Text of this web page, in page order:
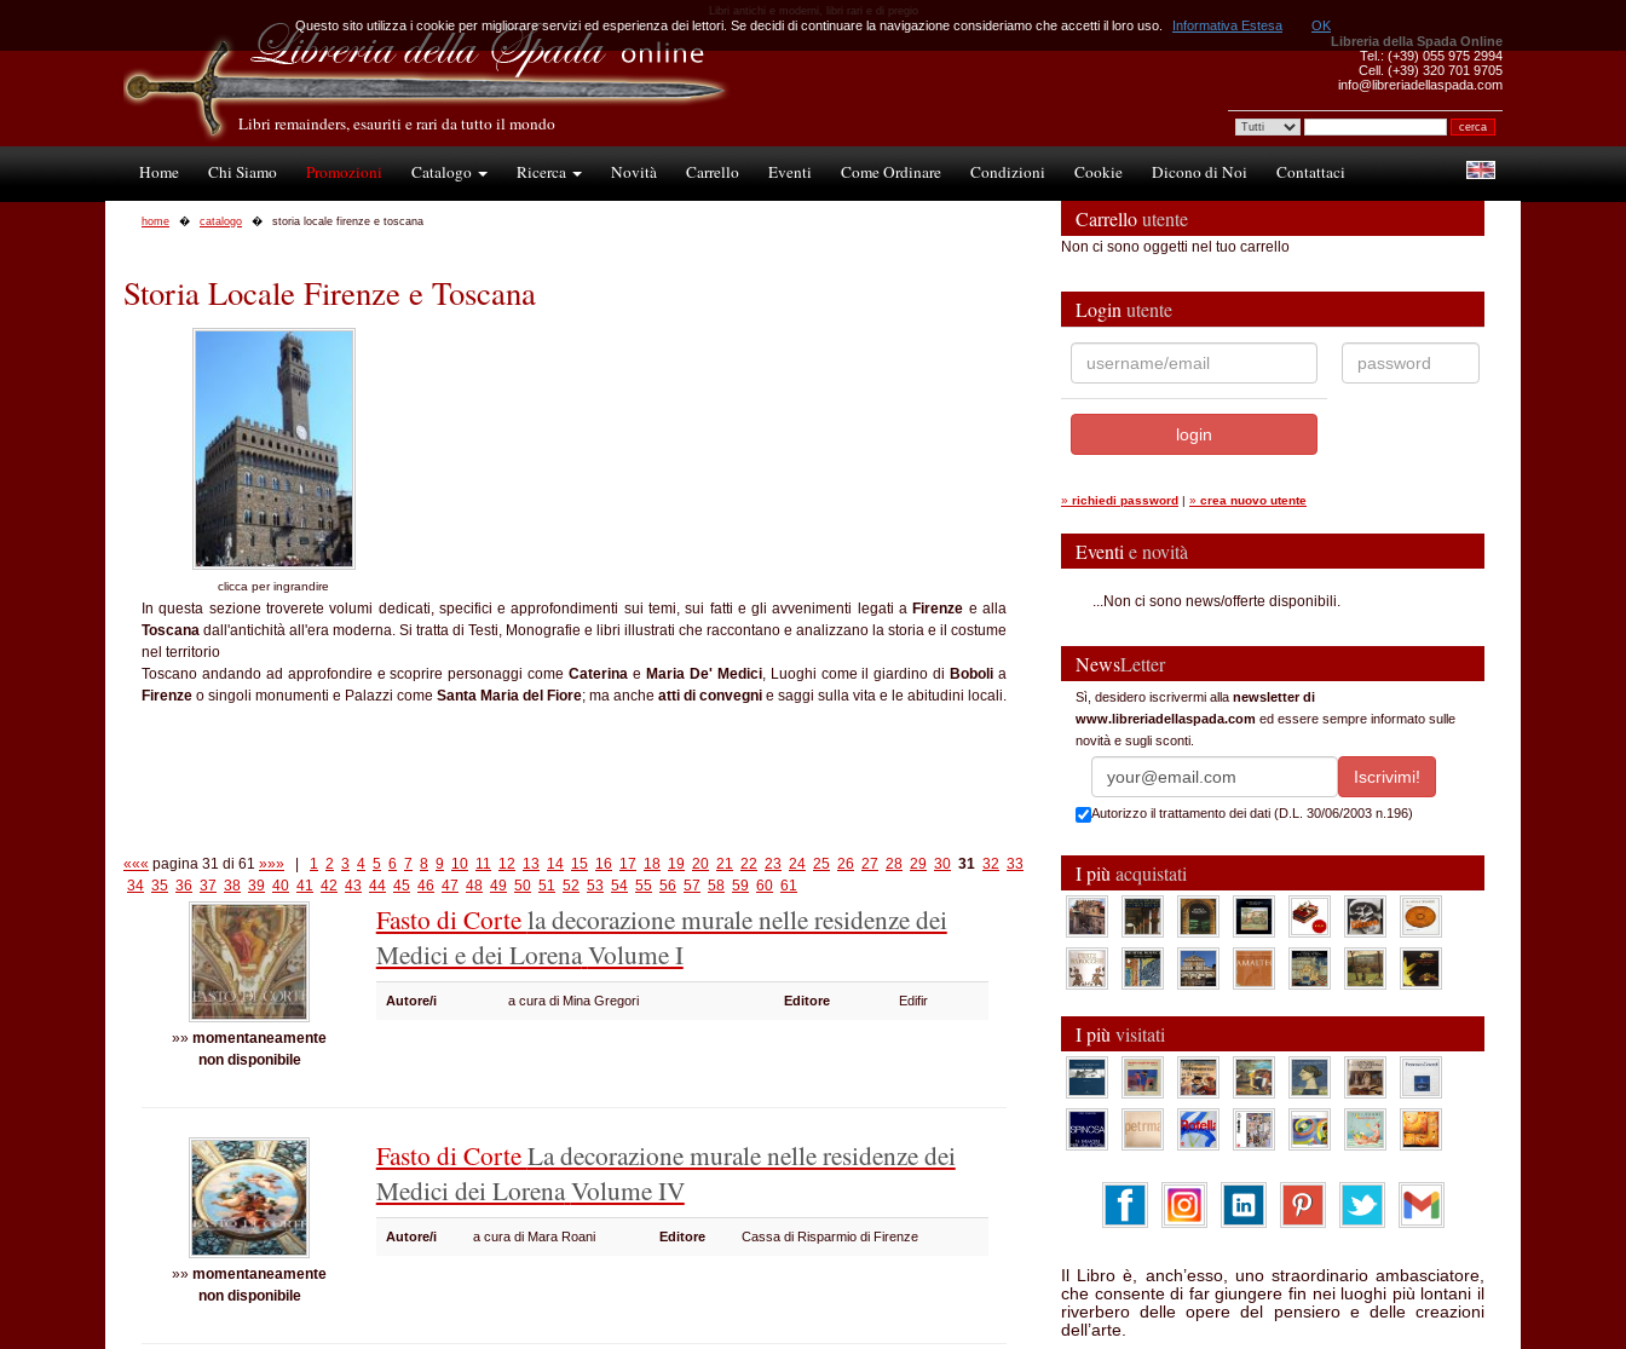
Libri antichi e moderni, libri rari e di pregio
Libreria della Spada Online
Tel.: (+39) 055 975 2994
Cell. (+39) 320 701 9705
info@libreriadellaspada.com
Libri remainders, esauriti e rari da tutto il mondo
Home Chi Siamo Promozioni Catalogo Ricerca Novità Carrello Eventi Come Ordinare Condizioni Cookie Dicono di Noi Contattaci
home catalogo storia locale firenze e toscana
Storia Locale Firenze e Toscana
clicca per ingrandire
In questa sezione troverete volumi dedicati, specifici e approfondimenti sui temi, sui fatti e gli avvenimenti legati a Firenze e alla
Toscana dall'antichità all'era moderna. Si tratta di Testi, Monografie e libri illustrati che raccontano e analizzano la storia e il costume
nel territorio
Toscano andando ad approfondire e scoprire personaggi comeCaterina e Maria De' Medici, Luoghi come il giardino di Boboli a
Firenze o singoli monumenti e Palazzi come Santa Maria del Fiore; ma anche atti di convegni e saggi sulla vita e le abitudini locali.
««« pagina 31 di 61 »»» 1 2 3 4 5 6 7 8 9 10 11 12 13 14 15 16 17 18 19 20 21 22 23 24 25 26 27 28 29 30 31 32 33
34 35 36 37 38 39 40 41 42 43 44 45 46 47 48 49 50 51 52 53 54 55 56 57 58 59 60 61
»»momentaneamente
non disponibile
Fasto di Cortela decorazione murale nelle residenze dei
Medici e dei LorenaVolume I
Autore/i a cura di Mina Gregori Editore Edifir
»»momentaneamente
non disponibile
Fasto di CorteLa decorazione murale nelle residenze dei
Medici dei LorenaVolume IV
Autore/i a cura di Mara Roani Editore Cassa di Risparmio di Firenze
Carrelloutente
Non ci sono oggetti nel tuo carrello
Login utente
» richiedi password | » crea nuovo utente
Eventi e novità
...Non ci sono news/offerte disponibili.
NewsLetter
Sì, desidero iscrivermi alla newsletter di
www.libreriadellaspada.com ed essere sempre informato sulle
novità e sugli sconti.
Autorizzo il trattamento dei dati (D.L. 30/06/2003 n.196)
I più acquistati
I più visitati
Il Libro è, anch’esso, uno straordinario ambasciatore,
che consente di far giungere fin nei luoghi più lontani il
riverbero delle opere del pensiero e delle creazioni
dell’arte.
Questo sito utilizza i cookie per migliorare servizi ed esperienza dei lettori. Se decidi di continuare la navigazione consideriamo che accetti il loro uso. Informativa Estesa OK